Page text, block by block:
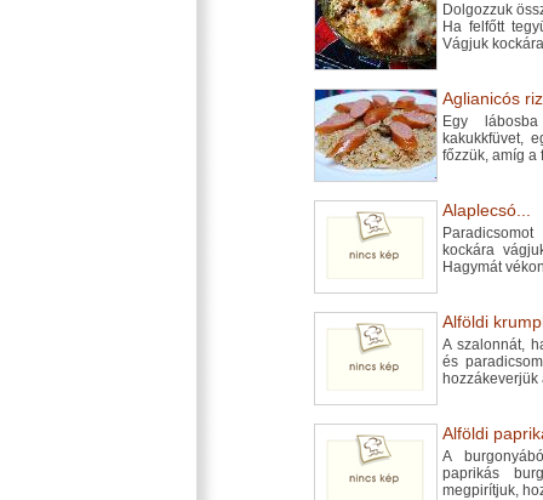
Dolgozzuk
Ha felfőtt
Vágjuk
Aglianicós
Egy
kakukkfüvet,
főzzük, amíg a
Alaplecsó...
kockára
Hagymát
Alföldi
A szalonnát,
és
Alföldi
A
paprikás
megpirítjuk,